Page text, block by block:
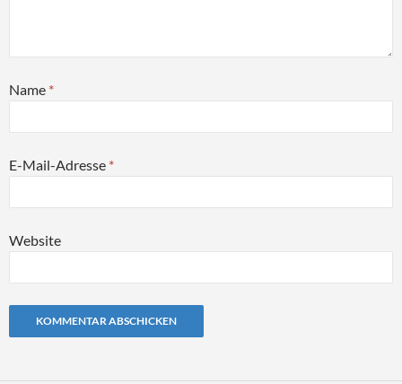
Name *
E-Mail-Adresse *
Website